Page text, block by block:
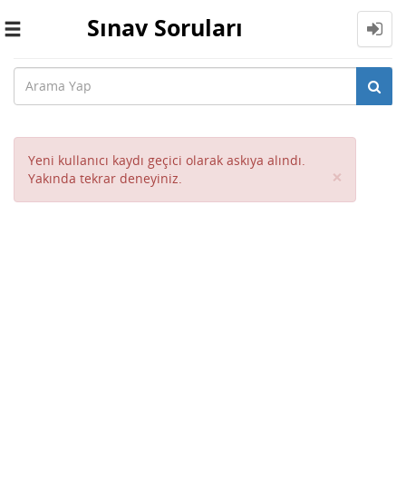
Toggle
Sınav Soruları
Yeni kullanıcı kaydı geçici olarak askıya alındı.
Yakında tekrar deneyiniz.
×